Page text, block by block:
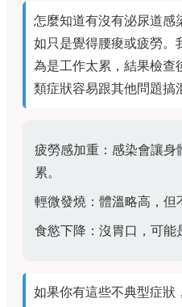
怎麼知道有沒有泌尿道感
如只是覺得腰痠或疲勞。
為是工作太累，結果檢查
類症狀容易跟其他問題搞
疲勞感加重：感染會讓身
累。
輕微發燒：體溫略高，但
食慾下降：沒胃口，可能
如果你有這些不典型症狀